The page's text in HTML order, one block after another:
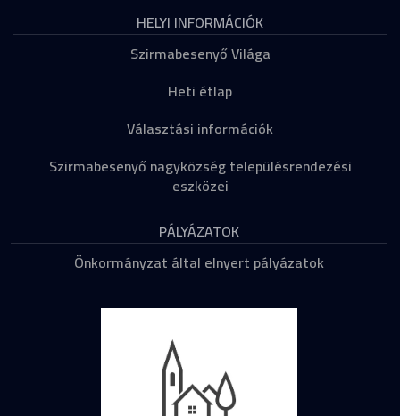
HELYI INFORMÁCIÓK
Szirmabesenyő Világa
Heti étlap
Választási információk
Szirmabesenyő nagyközség településrendezési
eszközei
PÁLYÁZATOK
Önkormányzat által elnyert pályázatok